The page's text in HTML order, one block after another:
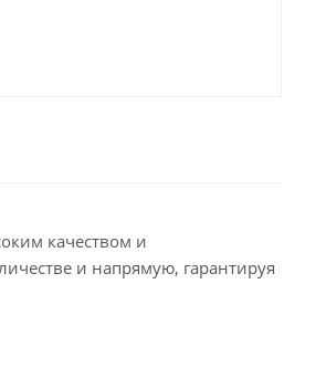
качеством и
и напрямую, гарантируя